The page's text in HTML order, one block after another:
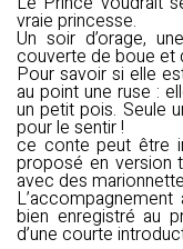
vraie princesse.
Un soir d’orage,
couverte de boue et
Pour savoir si elle
au point une ruse :
un petit pois. Seule
pour le sentir !
ce conte peut être
proposé en version
avec des
bien enregistré au
d’une courte